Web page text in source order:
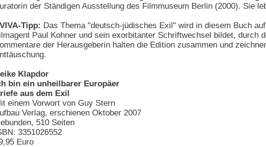
der Ständigen Ausstellung des Filmmuseum Berlin (2000). Sie
Tipp: Das Thema "deutsch-jüdisches Exil" wird in diesem Buch
Paul Kohner und sein exorbitanter Schriftwechsel bildet,
der Herausgeberin halten die Edition zusammen und
Klapdor
bin ein unheilbarer Europäer
aus dem Exil
einem Vorwort von Guy Stern
Verlag, erschienen Oktober 2007
510 Seiten
3351026552
Euro